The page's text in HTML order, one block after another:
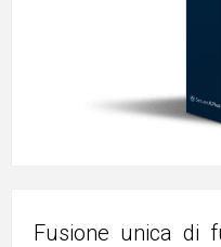
Fusione unica di